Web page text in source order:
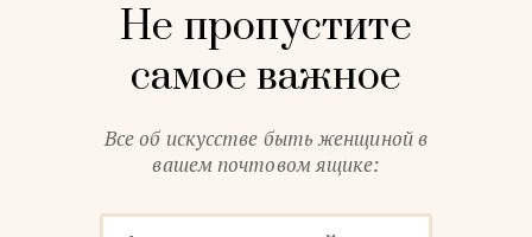
Не пропустите
самое важное
Все об искусстве быть женщиной в
вашем почтовом ящике: